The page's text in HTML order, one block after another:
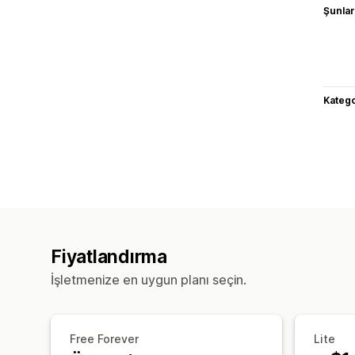
Fiyatlandırma
İşletmenize en uygun planı seçin.
Free Forever Lite